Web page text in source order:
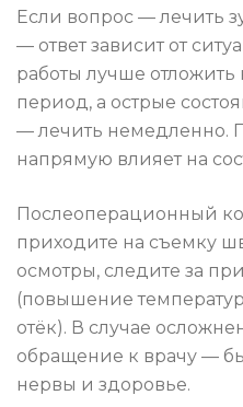
Если вопрос — лечить
— ответ зависит от
работы лучше
период, а острые
— лечить немедленно.
напрямую влияет на
Послеоперационный
приходите на съемку
осмотры, следите за
(повышение
отёк). В случае
обращение к врачу —
нервы и здоровье.